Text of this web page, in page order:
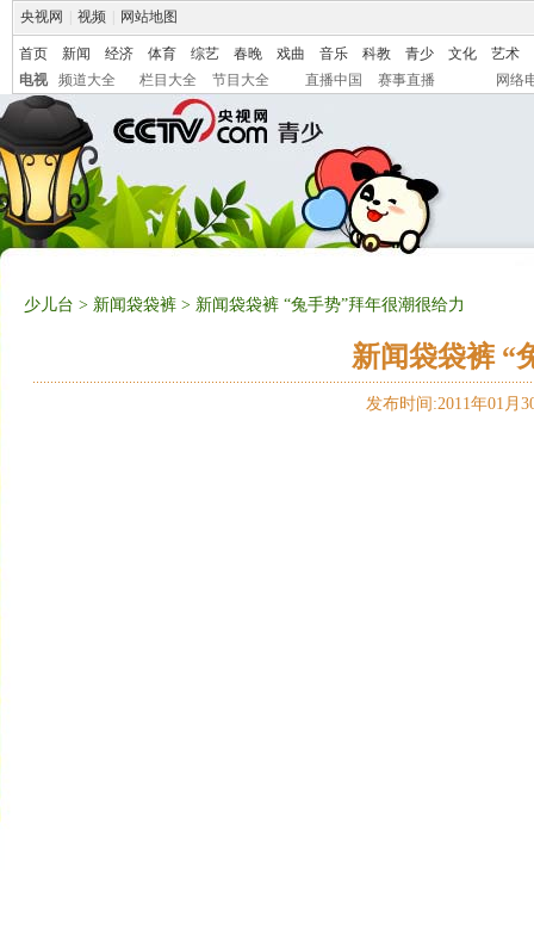
央视网 视频 网站地图
首页 新闻 经济 体育 综艺 春晚 戏曲 音乐 科教 青少 文化
艺术
电视
频道大全 栏目大全 节目大全 直播中国 赛事直播 网络
少儿台 > 新闻袋袋裤 > 新闻袋袋裤 “兔手势”拜年很潮很给力
新闻袋袋裤 “
发布时间:2011年01月